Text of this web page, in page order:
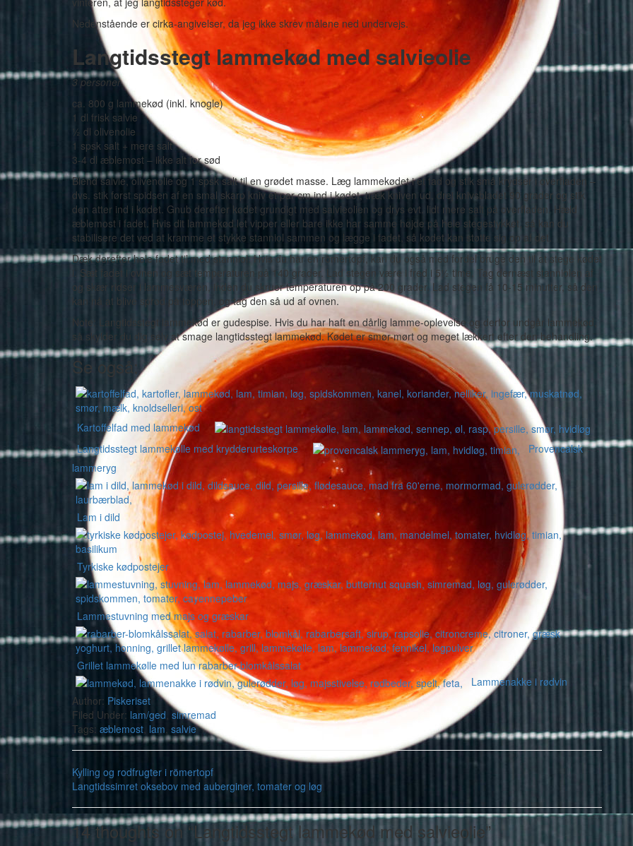
Nedenstående er cirka-angivelser, da jeg ikke skrev målene ned undervejs.
Langtidsstegt lammekød med salvieolie
3 personer
ca. 800 g lammekød (inkl. knogle)
1 dl frisk salvie
½ dl olivenolie
1 spsk salt + mere salt
3-4 dl æblemost – ikke alt for sød
Blend salvie, olivenolie og 1 spsk salt til en grødet masse. Læg lammekødet i et fad og stik små krydser i overfladen –
dvs. stik først spidsen af en smal skarp kniv et par cm ind i kødet, træk kniven ud, drej knivsbladet 90 grader og stik
den atter ind i kødet. Gnub derefter kødet grundigt med salvieolien og drys evt. lidt mere salt på overfladen. Hæld
æblemost i fadet. Hvis dit lammekød let vipper eller bare ikke har samme højde på hele stegestykket, så kan du
stabilisere det ved at kramme et stykke stanniol sammen og lægge i fadet, så kødet kan støtte sig op af det.
Dæk derefter hele fadet til med stanniol. Hvis du har en römertopf, kan du også med fordel bruge den til at stege kødet
i. Sæt fadet i ovnen og sæt temperaturen på 140 grader. Lad stegen være i fred i 5½ time. Tag dernæst stanniolen af
og skær ridser i lammesværen, inden du skruer temperaturen op på 200 grader. Lad stegen få 10-15 minutter, så den
kan nå at blive sprød på toppen, og tag den så ud af ovnen.
Note: Langtidsstegt lammekød er gudespise. Hvis du har haft en dårlig lamme-oplevelse og derfor undgår lammekød,
så skylder du dig selv at smage langtidsstegt lammekød. Kødet er smør-mørt og meget lækkert efter den behandling.
Se også:
Kartoffelfad med lammekød
Langtidsstegt lammekølle med krydderurteskorpe
Provencalsk
lammeryg
Lam i dild
Tyrkiske kødpostejer
Lammestuvning med majs og græskar
Grillet lammekølle med lun rabarber-blomkålssalat
Lammenakke i rødvin
Author: Piskeriset
Filed Under: lam/ged, simremad
Tags: æblemost, lam, salvie
Kylling og rodfrugter i römertopf
Langtidssimret oksebov med auberginer, tomater og løg
14 thoughts on “Langtidsstegt lammekød med salvieolie”